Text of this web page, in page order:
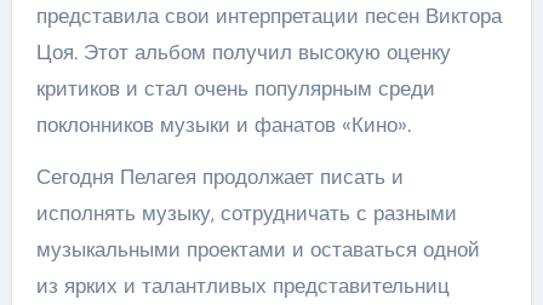
представила свои интерпретации песен Виктора
Цоя. Этот альбом получил высокую оценку
критиков и стал очень популярным среди
поклонников музыки и фанатов «Кино».
Сегодня Пелагея продолжает писать и
исполнять музыку, сотрудничать с разными
музыкальными проектами и оставаться одной
из ярких и талантливых представительниц